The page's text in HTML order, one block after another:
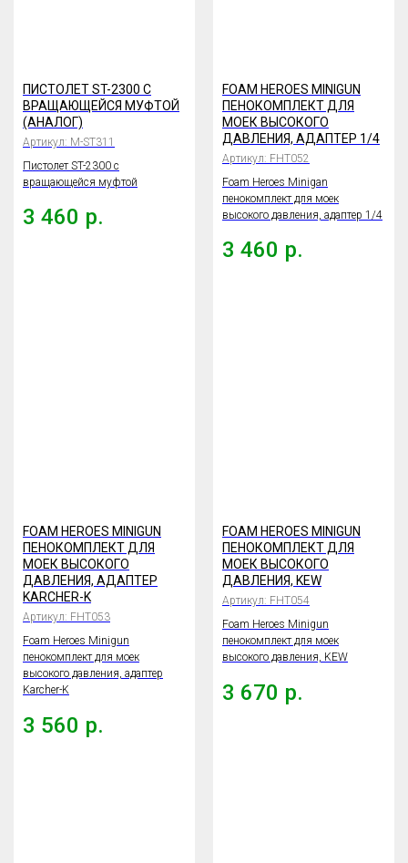
ПИСТОЛЕТ ST-2300 С
ВРАЩАЮЩЕЙСЯ МУФТОЙ
(АНАЛОГ)
Артикул: M-ST311
Пистолет ST-2300 с
вращающейся муфтой
3 460 р.
FOAM HEROES MINIGUN
ПЕНОКОМПЛЕКТ ДЛЯ
МОЕК ВЫСОКОГО
ДАВЛЕНИЯ, АДАПТЕР 1/4
Артикул: FHT052
Foam Heroes Minigan
пенокомплект для моек
высокого давления, адаптер 1/4
3 460 р.
FOAM HEROES MINIGUN
ПЕНОКОМПЛЕКТ ДЛЯ
МОЕК ВЫСОКОГО
ДАВЛЕНИЯ, АДАПТЕР
KARCHER-K
Артикул: FHT053
Foam Heroes Minigun
пенокомплект для моек
высокого давления, адаптер
Karcher-K
3 560 р.
FOAM HEROES MINIGUN
ПЕНОКОМПЛЕКТ ДЛЯ
МОЕК ВЫСОКОГО
ДАВЛЕНИЯ, KEW
Артикул: FHT054
Foam Heroes Minigun
пенокомплект для моек
высокого давления, KEW
3 670 р.